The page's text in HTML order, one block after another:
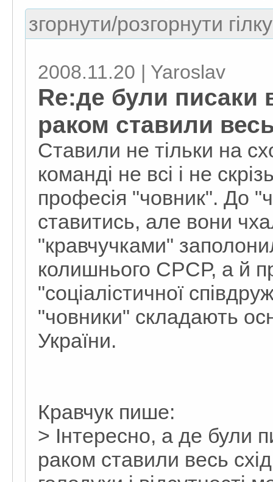
згорнути/розгорнути
2008.11.20 | Yaroslav
Re:де були писаки
раком ставили
Ставили не тільки на
команді не всі і не
професія "човник". До
ставитись, але вони
"кравчучками"
колишнього СРСР, а й
"соціалістичної
"човники" складають
України.
Кравчук пише:
> Інтересно, а де були
раком ставили весь